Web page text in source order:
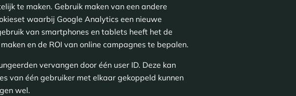
te maken. Gebruik maken van een andere
waarbij Google Analytics een nieuwe
van smartphones en tablets heeft het de
en de ROI van online campagnes te bepalen.
vervangen door één user ID. Deze kan
van één gebruiker met elkaar gekoppeld kunnen
wel.